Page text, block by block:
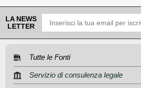
LA NEWS
LETTER
Tutte le Fonti
Servizio di consulenza legale